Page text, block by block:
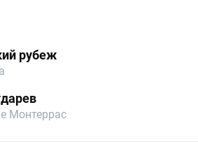
рубеж
Монтеррас